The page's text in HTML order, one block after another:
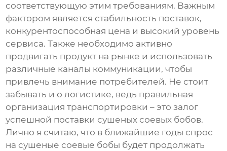
соответствующую этим требованиям. Важным
фактором является стабильность поставок,
конкурентоспособная цена и высокий уровень
сервиса. Также необходимо активно
продвигать продукт на рынке и использовать
различные каналы коммуникации, чтобы
привлечь внимание потребителей. Не стоит
забывать и о логистике, ведь правильная
организация транспортировки – это залог
успешной поставки сушеных соевых бобов.
Лично я считаю, что в ближайшие годы спрос
на сушеные соевые бобы будет продолжать